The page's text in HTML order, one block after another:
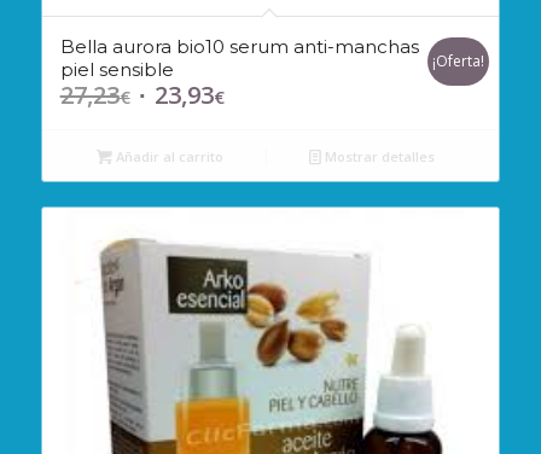
Bella aurora bio10 serum anti-manchas
piel sensible
27,23€ El
original
era:
27,23€.
23,93€El
es:
23,93€.
¡Oferta!
Añadir al carrito Mostrar detalles